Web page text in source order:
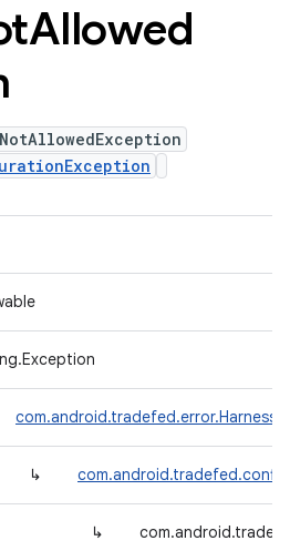
Allowed
↳
↳